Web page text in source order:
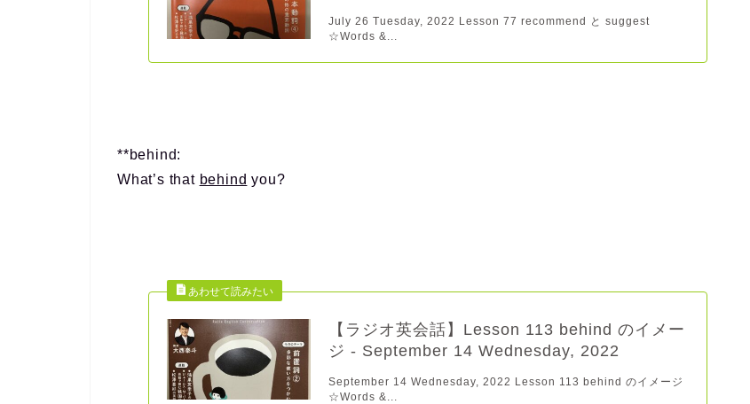
July 26 Tuesday, 2022 Lesson 77 recommend と suggest
☆Words &...
**behind:
What’s that behind you?
【ラジオ英会話】Lesson 113 behind のイメー
ジ - September 14 Wednesday, 2022
September 14 Wednesday, 2022 Lesson 113 behind のイメージ
☆Words &...